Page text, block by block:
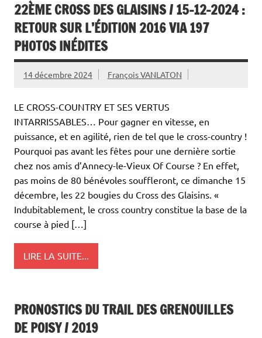
22ÈME CROSS DES GLAISINS / 15-12-2024 :
RETOUR SUR L’ÉDITION 2016 VIA 197
PHOTOS INÉDITES
14 décembre 2024 François VANLATON
LE CROSS-COUNTRY ET SES VERTUS
INTARRISSABLES… Pour gagner en vitesse, en
puissance, et en agilité, rien de tel que le cross-country !
Pourquoi pas avant les fêtes pour une dernière sortie
chez nos amis d’Annecy-le-Vieux Of Course ? En effet,
pas moins de 80 bénévoles souffleront, ce dimanche 15
décembre, les 22 bougies du Cross des Glaisins. «
Indubitablement, le cross country constitue la base de la
course à pied […]
LIRE LA SUITE...
PRONOSTICS DU TRAIL DES GRENOUILLES
DE POISY / 2019